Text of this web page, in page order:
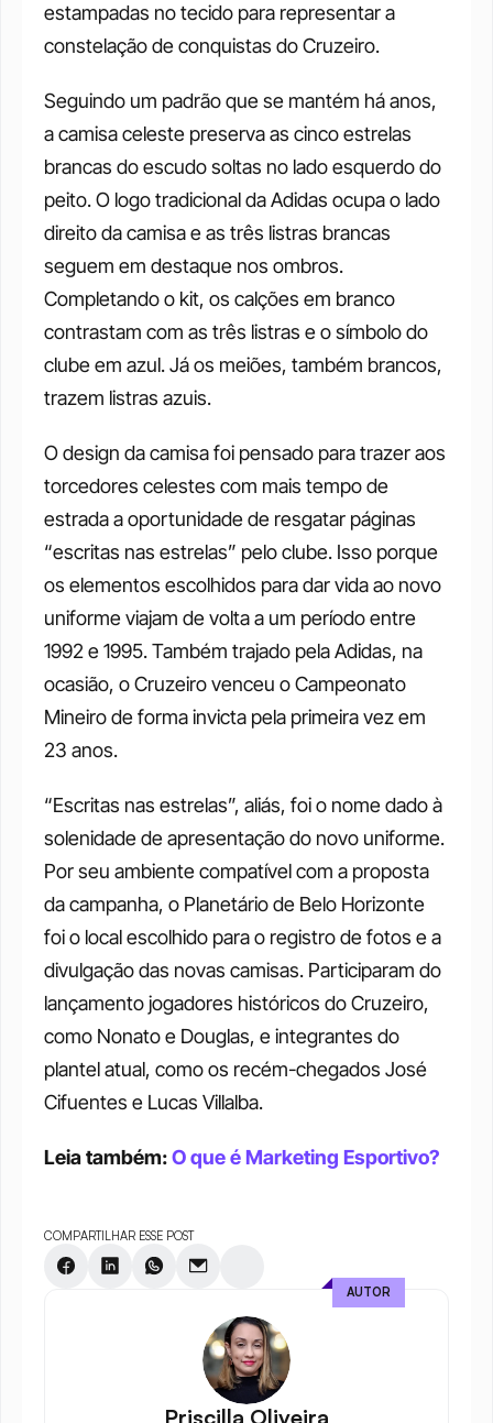
estampadas no tecido para representar a
constelação de conquistas do Cruzeiro.
Seguindo um padrão que se mantém há anos,
a camisa celeste preserva as cinco estrelas
brancas do escudo soltas no lado esquerdo do
peito. O logo tradicional da Adidas ocupa o lado
direito da camisa e as três listras brancas
seguem em destaque nos ombros.
Completando o kit, os calções em branco
contrastam com as três listras e o símbolo do
clube em azul. Já os meiões, também brancos,
trazem listras azuis.
O design da camisa foi pensado para trazer aos
torcedores celestes com mais tempo de
estrada a oportunidade de resgatar páginas
“escritas nas estrelas” pelo clube. Isso porque
os elementos escolhidos para dar vida ao novo
uniforme viajam de volta a um período entre
1992 e 1995. Também trajado pela Adidas, na
ocasião, o Cruzeiro venceu o Campeonato
Mineiro de forma invicta pela primeira vez em
23 anos.
“Escritas nas estrelas”, aliás, foi o nome dado à
solenidade de apresentação do novo uniforme.
Por seu ambiente compatível com a proposta
da campanha, o Planetário de Belo Horizonte
foi o local escolhido para o registro de fotos e a
divulgação das novas camisas. Participaram do
lançamento jogadores históricos do Cruzeiro,
como Nonato e Douglas, e integrantes do
plantel atual, como os recém-chegados José
Cifuentes e Lucas Villalba.
Leia também: O que é Marketing Esportivo?
COMPARTILHAR ESSE POST
Priscilla Oliveira
AUTOR